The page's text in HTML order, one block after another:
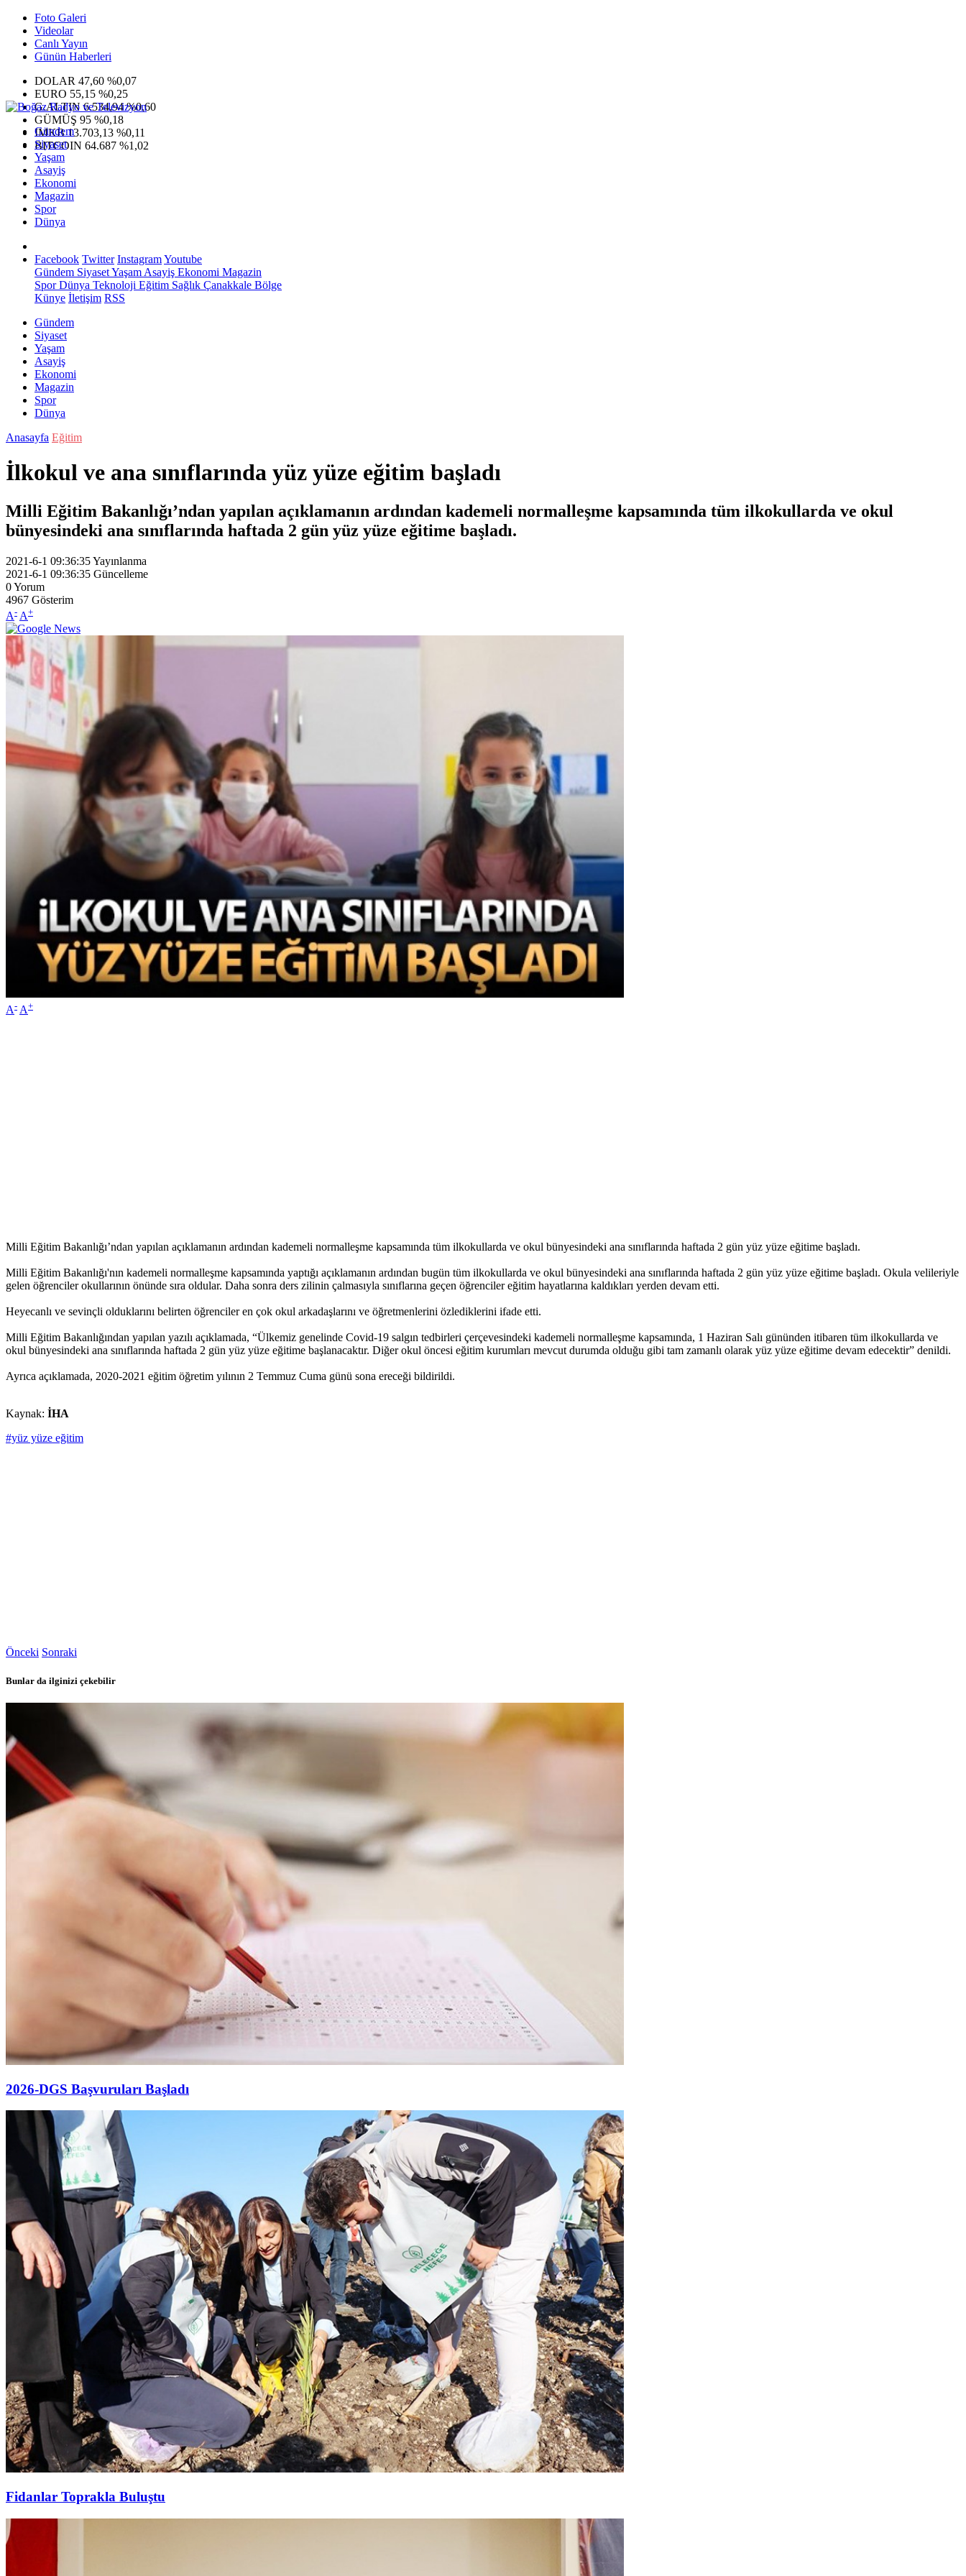
Foto Galeri
Videolar
Canlı Yayın
Günün Haberleri
DOLAR 47,60 %0,07
EURO 55,15 %0,25
G.ALTIN6.534,94 %0,60
GÜMÜŞ 95 %0,18
IMKB13.703,13 %0,11
BITCOIN 64.687 %1,02
Gündem
Siyaset
Yaşam
Asayiş
Ekonomi
Magazin
Spor
Dünya
Facebook Twitter InstagramYoutube
Gündem SiyasetYaşam Asayiş Ekonomi Magazin
SporDünya Teknoloji Eğitim Sağlık Çanakkale Bölge
Künye İletişim RSS
Gündem
Siyaset
Yaşam
Asayiş
Ekonomi
Magazin
Spor
Dünya
Anasayfa Eğitim
İlkokul ve ana sınıflarında yüz yüze eğitim başladı
Milli Eğitim Bakanlığı’ndan yapılan açıklamanın ardından kademeli normalleşme kapsamında tüm ilkokullarda ve okul
bünyesindeki ana sınıflarında haftada 2 gün yüz yüze eğitime başladı.
2021-6-1 09:36:35Yayınlanma
2021-6-1 09:36:35 Güncelleme
0Yorum
4967 Gösterim
A- A+
A- A+
Milli Eğitim Bakanlığı’ndan yapılan açıklamanın ardından kademeli normalleşme kapsamında tüm ilkokullarda ve okul bünyesindeki ana sınıflarında haftada 2 gün yüz yüze eğitime başladı.
Milli Eğitim Bakanlığı'nın kademeli normalleşme kapsamında yaptığı açıklamanın ardından bugün tüm ilkokullarda ve okul bünyesindeki ana sınıflarında haftada 2 gün yüz yüze eğitime başladı. Okula velileriyle
gelen öğrenciler okullarının önünde sıra oldular. Daha sonra ders zilinin çalmasıyla sınıflarına geçen öğrenciler eğitim hayatlarına kaldıkları yerden devam etti.
Heyecanlı ve sevinçli olduklarını belirten öğrenciler en çok okul arkadaşlarını ve öğretmenlerini özlediklerini ifade etti.
Milli Eğitim Bakanlığından yapılan yazılı açıklamada, “Ülkemiz genelinde Covid-19 salgın tedbirleri çerçevesindeki kademeli normalleşme kapsamında, 1 Haziran Salı gününden itibaren tüm ilkokullarda ve
okul bünyesindeki ana sınıflarında haftada 2 gün yüz yüze eğitime başlanacaktır. Diğer okul öncesi eğitim kurumları mevcut durumda olduğu gibi tam zamanlı olarak yüz yüze eğitime devam edecektir” denildi.
Ayrıca açıklamada, 2020-2021 eğitim öğretim yılının 2 Temmuz Cuma günü sona ereceği bildirildi.
Kaynak: İHA
#yüz yüze eğitim
Önceki Sonraki
Bunlar da ilginizi çekebilir
2026-DGS Başvuruları Başladı
Fidanlar Toprakla Buluştu